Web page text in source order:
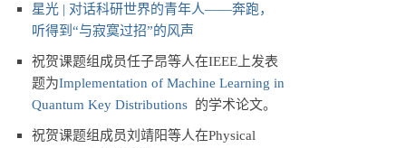
星光 | 对话科研世界的青年人——奔跑，
听得到“与寂寞过招”的风声
祝贺课题组成员任子昂等人在IEEE上发表
题为Implementation of Machine Learning in
Quantum Key Distributions 的学术论文。
祝贺课题组成员刘靖阳等人在Physical